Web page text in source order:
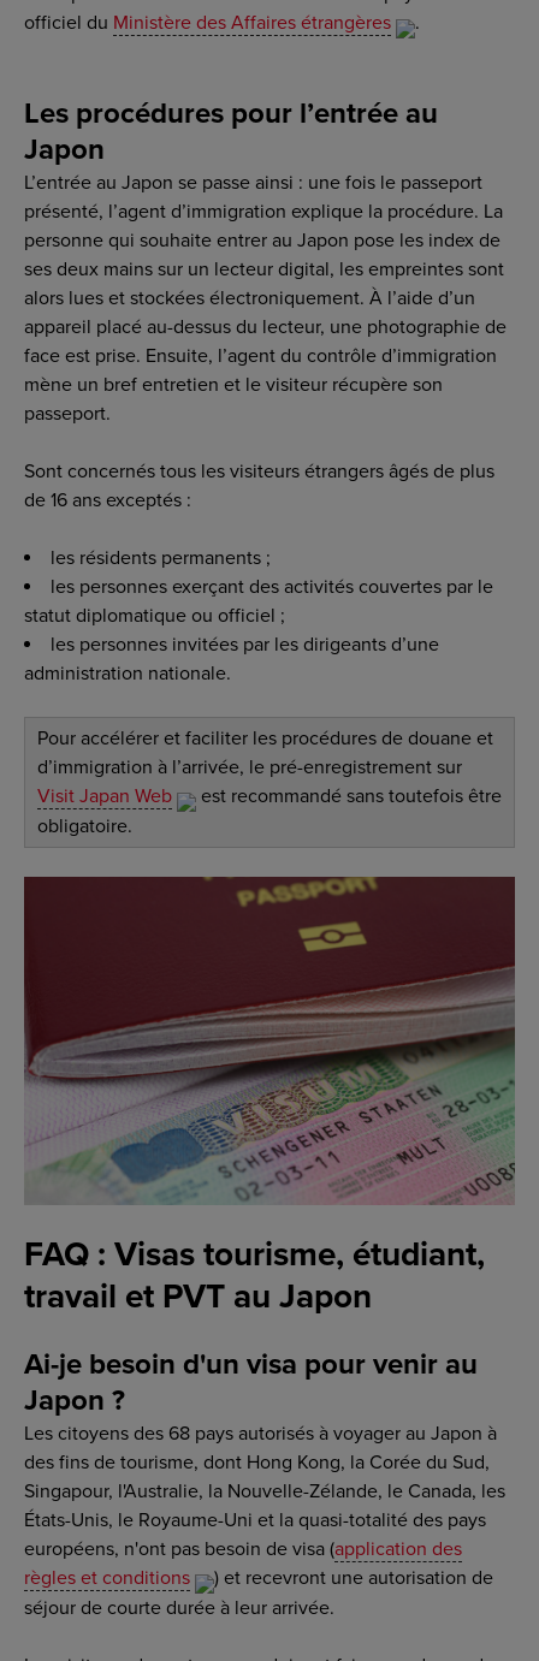
officiel du Ministère des Affaires étrangères .
Les procédures pour l’entrée au
Japon
L’entrée au Japon se passe ainsi : une fois le passeport
présenté, l’agent d’immigration explique la procédure. La
personne qui souhaite entrer au Japon pose les index de
ses deux mains sur un lecteur digital, les empreintes sont
alors lues et stockées électroniquement. À l’aide d’un
appareil placé au-dessus du lecteur, une photographie de
face est prise. Ensuite, l’agent du contrôle d’immigration
mène un bref entretien et le visiteur récupère son
passeport.
Sont concernés tous les visiteurs étrangers âgés de plus
de 16 ans exceptés :
les résidents permanents ;
les personnes exerçant des activités couvertes par le
statut diplomatique ou officiel ;
les personnes invitées par les dirigeants d’une
administration nationale.
Pour accélérer et faciliter les procédures de douane et
d’immigration à l’arrivée, le pré-enregistrement sur
Visit Japan Web
est recommandé sans toutefois être
obligatoire.
FAQ : Visas tourisme, étudiant,
travail et PVT au Japon
Ai-je besoin d'un visa pour venir au
Japon ?
Les citoyens des 68 pays autorisés à voyager au Japon à
des fins de tourisme, dont Hong Kong, la Corée du Sud,
Singapour, l'Australie, la Nouvelle-Zélande, le Canada, les
États-Unis, le Royaume-Uni et la quasi-totalité des pays
européens, n'ont pas besoin de visa (application des
règles et conditions
) et recevront une autorisation de
séjour de courte durée à leur arrivée.